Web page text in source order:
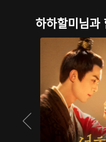
하하할미님과